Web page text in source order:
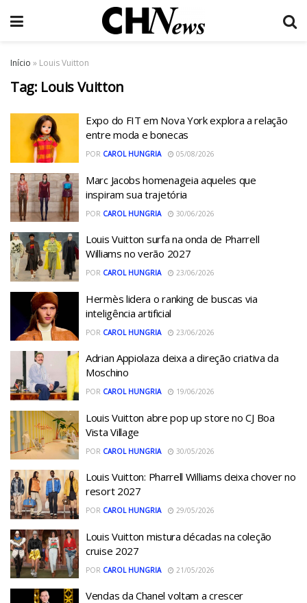
Início » Louis Vuitton
Tag: Louis Vuitton
Expo do FIT em Nova York explora a relação
entre moda e bonecas
POR CAROL HUNGRIA 05/08/2026
Marc Jacobs homenageia aqueles que
inspiram sua trajetória
POR CAROL HUNGRIA 30/06/2026
Louis Vuitton surfa na onda de Pharrell
Williams no verão 2027
POR CAROL HUNGRIA 23/06/2026
Hermès lidera o ranking de buscas via
inteligência artificial
POR CAROL HUNGRIA 23/06/2026
Adrian Appiolaza deixa a direção criativa da
Moschino
POR CAROL HUNGRIA 19/06/2026
Louis Vuitton abre pop up store no CJ Boa
Vista Village
POR CAROL HUNGRIA 30/05/2026
Louis Vuitton: Pharrell Williams deixa chover no
resort 2027
POR CAROL HUNGRIA 29/05/2026
Louis Vuitton mistura décadas na coleção
cruise 2027
POR CAROL HUNGRIA 21/05/2026
Vendas da Chanel voltam a crescer